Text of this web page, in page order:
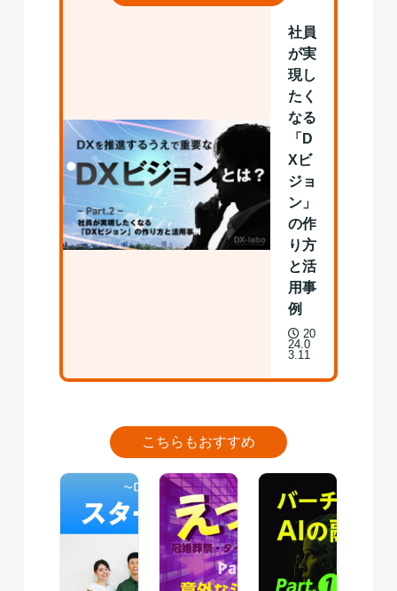
社員
が実
現し
たく
なる
「D
Xビ
ジョ
ン」
の作
り方
と活
用事
例
20
24.0
3.11
こちらもおすすめ